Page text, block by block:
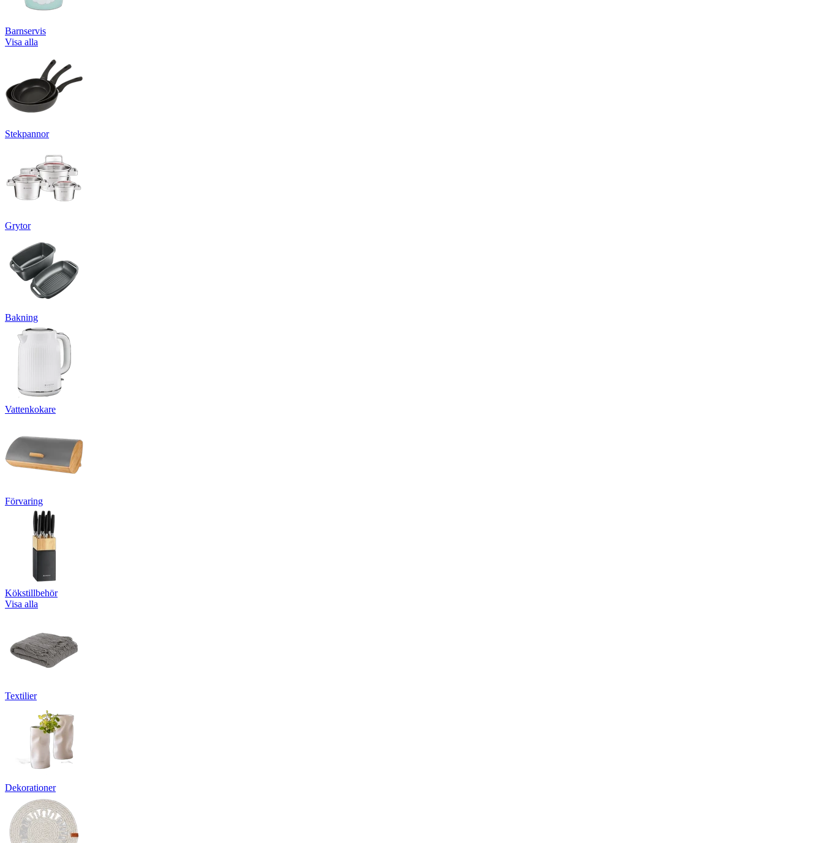
Barnservis
Visa alla
Stekpannor
Grytor
Bakning
Vattenkokare
Förvaring
Kökstillbehör
Visa alla
Textilier
Dekorationer